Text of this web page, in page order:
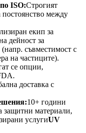
ISO:Строгият
постоянство между
екип за
дейност за
съвместимост с
на частиците).
се опции,
доставка с
10+ години
защитни материали,
услугиUV